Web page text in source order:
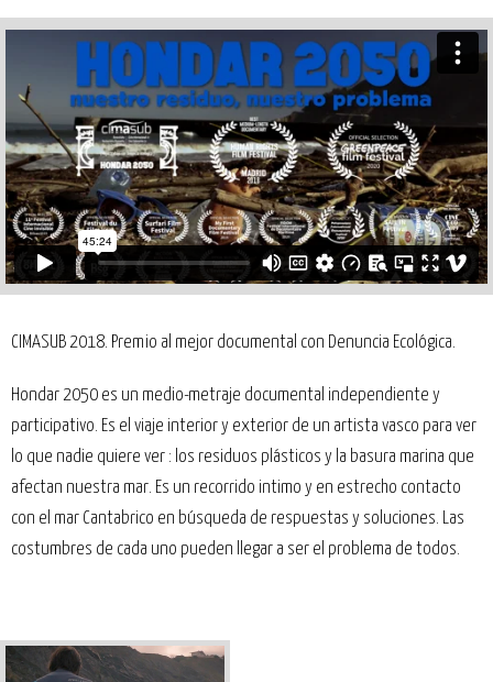
CIMASUB 2018. Premio al mejor documental con Denuncia Ecológica.
Hondar 2050 es un medio-metraje documental independiente y
participativo. Es el viaje interior y exterior de un artista vasco para ver
lo que nadie quiere ver : los residuos plásticos y la basura marina que
afectan nuestra mar. Es un recorrido intimo y en estrecho contacto
con el mar Cantabrico en búsqueda de respuestas y soluciones. Las
costumbres de cada uno pueden llegar a ser el problema de todos.